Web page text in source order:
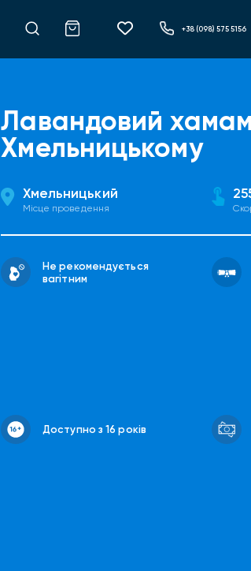
+38 (098) 575 5156
Лавандовий
Хмельницькому
Хмельницький
Місце проведення
Не рекомендується
вагітним
Доступно з 16 років